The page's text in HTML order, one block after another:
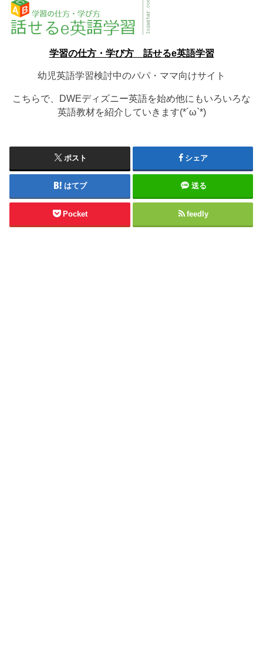
学習の仕方・学び方 話せるe英語学習
幼児英語学習検討中のパパ・ママ向けサイト
こちらで、DWEディズニー英語を始め他にもいろいろな
英語教材を紹介していきます(*´ω`*)
ポスト シェア
はてブ 送る
Pocket feedly